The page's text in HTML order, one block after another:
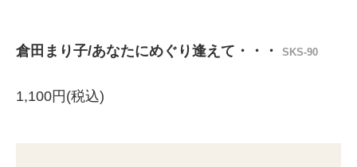
倉田まり子/あなたにめぐり逢えて・・・ SKS-90
1,100円(税込)